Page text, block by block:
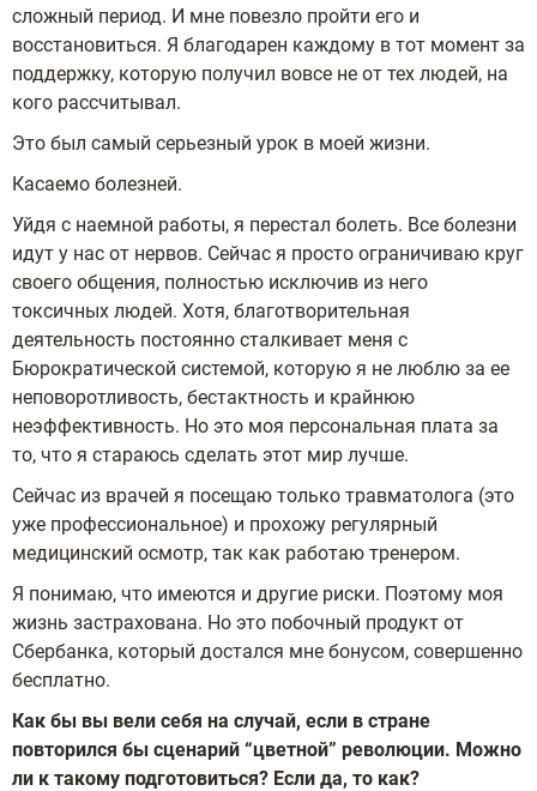
сложный период. И мне повезло пройти его и
восстановиться. Я благодарен каждому в тот момент за
поддержку, которую получил вовсе не от тех людей, на
кого рассчитывал.
Это был самый серьезный урок в моей жизни.
Касаемо болезней.
Уйдя с наемной работы, я перестал болеть. Все болезни
идут у нас от нервов. Сейчас я просто ограничиваю круг
своего общения, полностью исключив из него
токсичных людей. Хотя, благотворительная
деятельность постоянно сталкивает меня с
Бюрократической системой, которую я не люблю за ее
неповоротливость, бестактность и крайнюю
неэффективность. Но это моя персональная плата за
то, что я стараюсь сделать этот мир лучше.
Сейчас из врачей я посещаю только травматолога (это
уже профессиональное) и прохожу регулярный
медицинский осмотр, так как работаю тренером.
Я понимаю, что имеются и другие риски. Поэтому моя
жизнь застрахована. Но это побочный продукт от
Сбербанка, который достался мне бонусом, совершенно
бесплатно.
Как бы вы вели себя на случай, если в стране
повторился бы сценарий “цветной” революции. Можно
ли к такому подготовиться? Если да, то как?